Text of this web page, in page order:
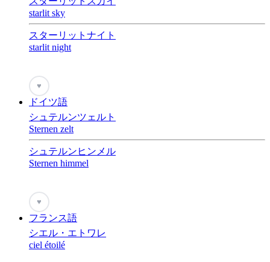
starlit sky
スターリットナイト
starlit night
♥
ドイツ語
シュテルンツェルト
Sternen zelt
シュテルンヒンメル
Sternen himmel
♥
フランス語
シエル・エトワレ
ciel étoilé